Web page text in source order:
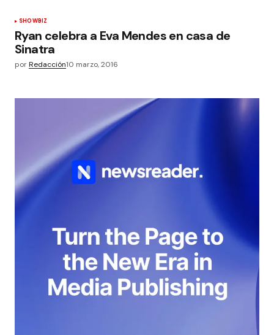
SHOWBIZ
Ryan celebra a Eva Mendes en casa de
Sinatra
porRedacción10 marzo, 2016